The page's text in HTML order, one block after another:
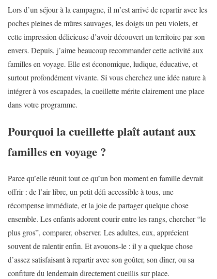
Lors d’un séjour à la campagne, il m’est arrivé de repartir avec les
poches pleines de mûres sauvages, les doigts un peu violets, et
cette impression délicieuse d’avoir découvert un territoire par son
envers. Depuis, j’aime beaucoup recommander cette activité aux
familles en voyage. Elle est économique, ludique, éducative, et
surtout profondément vivante. Si vous cherchez une idée nature à
intégrer à vos escapades, la cueillette mérite clairement une place
dans votre programme.
Pourquoi la cueillette plaît autant aux
familles en voyage ?
Parce qu’elle réunit tout ce qu’un bon moment en famille devrait
offrir : de l’air libre, un petit défi accessible à tous, une
récompense immédiate, et la joie de partager quelque chose
ensemble. Les enfants adorent courir entre les rangs, chercher “le
plus gros”, comparer, observer. Les adultes, eux, apprécient
souvent de ralentir enfin. Et avouons-le : il y a quelque chose
d’assez satisfaisant à repartir avec son goûter, son dîner, ou sa
confiture du lendemain directement cueillis sur place.